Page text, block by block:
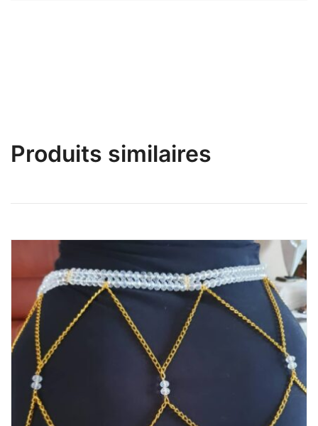
Produits similaires